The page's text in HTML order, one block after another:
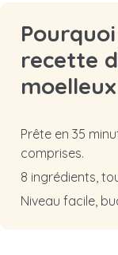
recette
moelleux
Prête en 35
comprises.
8 ingrédients,
Niveau facile,